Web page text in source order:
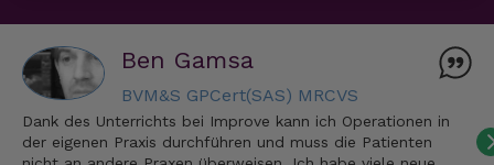
Ben Gamsa
BVM&S GPCert(SAS) MRCVS
Dank des Unterrichts bei Improve kann ich Operationen in
der eigenen Praxis durchführen und muss die Patienten